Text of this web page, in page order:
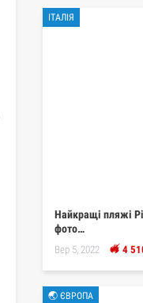
ІТАЛІЯ
Найкращі пляжі
фото…
Вер 5, 2022 4
🌏 ЄВРОПА